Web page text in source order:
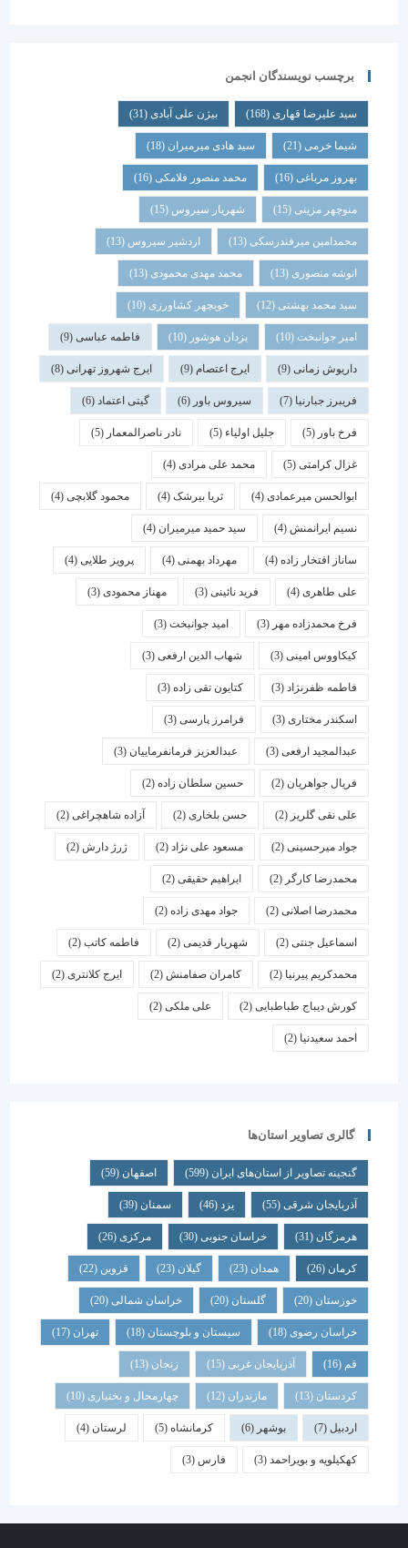
برچسب نویسندگان انجمن
سید علیرضا قهاری(168) بیژن علی آبادی(31)
شیما خرمی(21) سید هادی میرمیران(18)
بهروز مرباغی (16) محمد منصور فلامکی (16)
منوچهر مزینی(15) شهریار سیروس(15)
محمدامین میرفندرسکی(13) اردشیر سیروس(13)
انوشه منصوری(13) محمد مهدی محمودی(13)
سید محمد بهشتی(12) خوبچهر کشاورزی(10)
امیر جوانبخت(10) یزدان هوشور(10) فاطمه عباسی(9)
داریوش زمانی(9) ایرج اعتصام(9) ایرج شهروز تهرانی(8)
فریبرز جبارنیا(7) سیروس باور(6) گیتی اعتماد(6)
فرخ باور(5) جلیل اولیاء(5) نادر ناصرالمعمار (5)
غزال کرامتی(5) محمد علی مرادی(4)
ابوالحسن میرعمادی(4) ثریا بیرشک(4) محمود گلابچی(4)
نسیم ایرانمنش(4) سید حمید میرمیران(4)
ساناز افتخار زاده(4) مهرداد بهمنی (4) پرویز طلایی(4)
علی طاهری(4) فرید نائینی(3) مهناز محمودی(3)
فرخ محمدزاده مهر(3) امید جوانبخت(3)
کیکاووس امینی(3) شهاب الدین ارفعی(3)
فاطمه ظفرنژاد(3) کتایون تقی زاده(3)
اسكندر مختاری (3) فرامرز پارسی(3)
عبدالمجید ارفعی(3) عبدالعزیز فرمانفرماییان(3)
فریال جواهریان(2) حسین سلطان زاده(2)
علی نقی گلریز(2) حسن بلخاری(2) آزاده شاهچراغی(2)
جواد میرحسینی(2) مسعود علی نژاد(2) ژرژ دارش (2)
محمدرضا کارگر(2) ابراهیم حقیقی(2)
محمدرضا اصلانی(2) جواد مهدی زاده(2)
اسماعیل جنتی(2) شهریار قدیمی(2) فاطمه کاتب(2)
محمدکریم پیرنیا (2) کامران صفامنش(2) ایرج کلانتری (2)
کورش دیباج طباطبایی(2) علی ملکی(2)
احمد سعیدنیا (2)
گالری تصاویر استان‌ها
گنجینه تصاویر از استان‌های ایران(599) اصفهان (59)
آذربایجان شرقی(55) یزد سمنان (39)
هرمزگان(31) خراسان جنوبی(30) مرکزی (26)
همدان گیلان قزوین
خوزستان(20) گلستان (20) خراسان شمالی(20)
خراسان رضوی(18) سیستان و بلوچستان(18) تهران
آذربایجان غربی(15) زنجان
کردستان(13) مازندران(12) چهارمحال و بختیاری (10)
بوشهر کرمانشاه(5) لرستان (4)
کهکیلویه و بویراحمد(3) فارس